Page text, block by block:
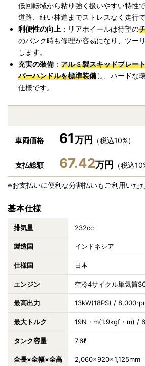
低回転域から粘り強く扱いやすい特性
道路、細い林道までストレスなく走行で
利便性の向上 ：リアホイールは待望の
のパンク時も修理が容易になり、ツー
します。
充実の装備 ： アルミ製スキッドプレー
パーハンドルを標準装備し、ハードな
仕様です。
車両価格 61万円 （税込10%）
支払総額 67.42万円 （税込
※お支払いに便利な分割払いもご利用いた
基本仕様
排気量 232cc
製造国 インドネシア
仕様国 日本
エンジン 空冷4サイクル単気筒
最高出力 13kW(18PS) /
最大トルク 19N・m(1.9kgf・m) /
タンク容量 7.6ℓ
全長×全幅×全高 2,060×920×1,125mm